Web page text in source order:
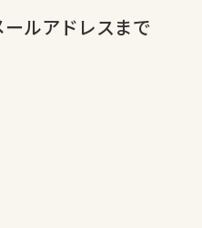
ルアドレスまで